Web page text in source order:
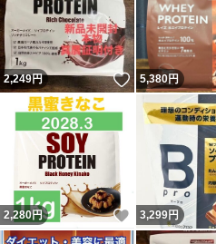
2,249円 いいね！
5,380円
2,280円 いいね！
3,299円